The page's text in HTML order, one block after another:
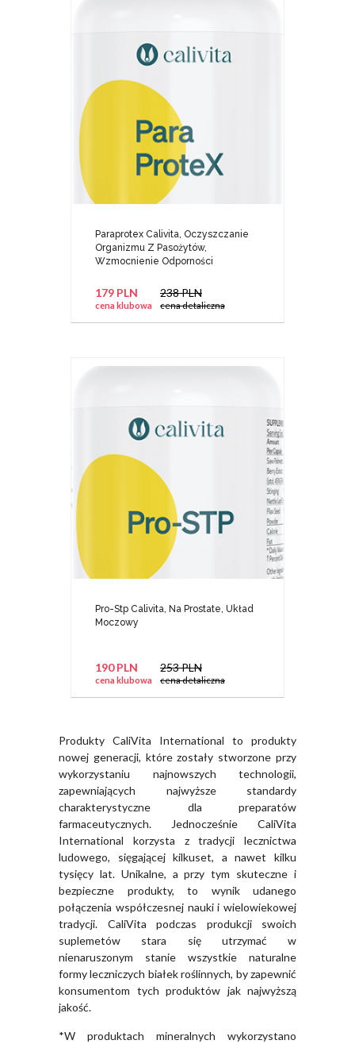
Paraprotex Calivita, Oczyszczanie
Organizmu Z Pasożytów,
Wzmocnienie Odporności
179 PLN
cena klubowa
238 PLN
cena detaliczna
Pro-Stp Calivita, Na Prostate, Układ
Moczowy
190 PLN
cena klubowa
253 PLN
cena detaliczna
Produkty CaliVita International to produkty
nowej generacji, które zostały stworzone przy
wykorzystaniu najnowszych technologii,
zapewniających najwyższe standardy
charakterystyczne dla preparatów
farmaceutycznych. Jednocześnie CaliVita
International korzysta z tradycji lecznictwa
ludowego, sięgającej kilkuset, a nawet kilku
tysięcy lat. Unikalne, a przy tym skuteczne i
bezpieczne produkty, to wynik udanego
połączenia współczesnej nauki i wielowiekowej
tradycji. CaliVita podczas produkcji swoich
suplemetów stara się utrzymać w
nienaruszonym stanie wszystkie naturalne
formy leczniczych białek roślinnych, by zapewnić
konsumentom tych produktów jak najwyższą
jakość.
*W produktach mineralnych wykorzystano